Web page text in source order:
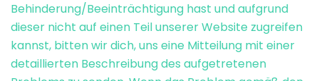
Behinderung/Beeinträchtigung hast und aufgrund
dieser nicht auf einen Teil unserer Website zugreifen
kannst, bitten wir dich, uns eine Mitteilung mit einer
detaillierten Beschreibung des aufgetretenen